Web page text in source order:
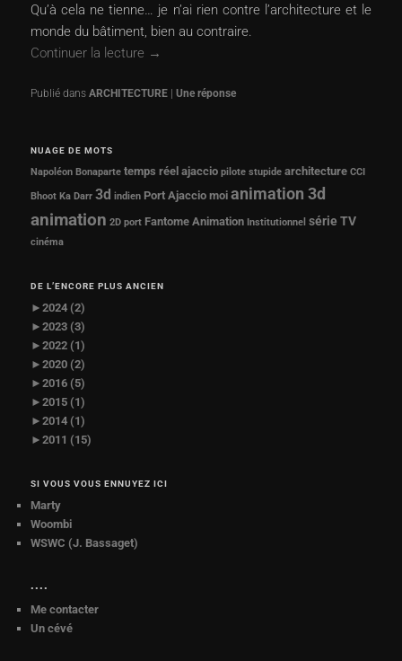
Qu’à cela ne tienne… je n’ai rien contre l’architecture et le
monde du bâtiment, bien au contraire.
Continuer la lecture →
Publié dans ARCHITECTURE |Une réponse
NUAGE DE MOTS
Napoléon Bonaparte temps réel ajaccio pilote stupide architecture CCI
Bhoot Ka Darr 3d indien Port Ajaccio moi animation 3d
animation 2D port Fantome Animation Institutionnel série TV
cinéma
DE L’ENCORE PLUS ANCIEN
►2024 (2)
►2023 (3)
►2022 (1)
►2020 (2)
►2016 (5)
►2015 (1)
►2014 (1)
►2011 (15)
SI VOUS VOUS ENNUYEZ ICI
Marty
Woombi
WSWC (J. Bassaget)
••••
Me contacter
Un cévé